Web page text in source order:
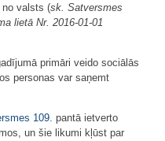
valsts (sk. Satversmes
lietā Nr. 2016-01-01
primāri veido sociālās
personas var saņemt
109. pantā ietverto
un šie likumi kļūst par